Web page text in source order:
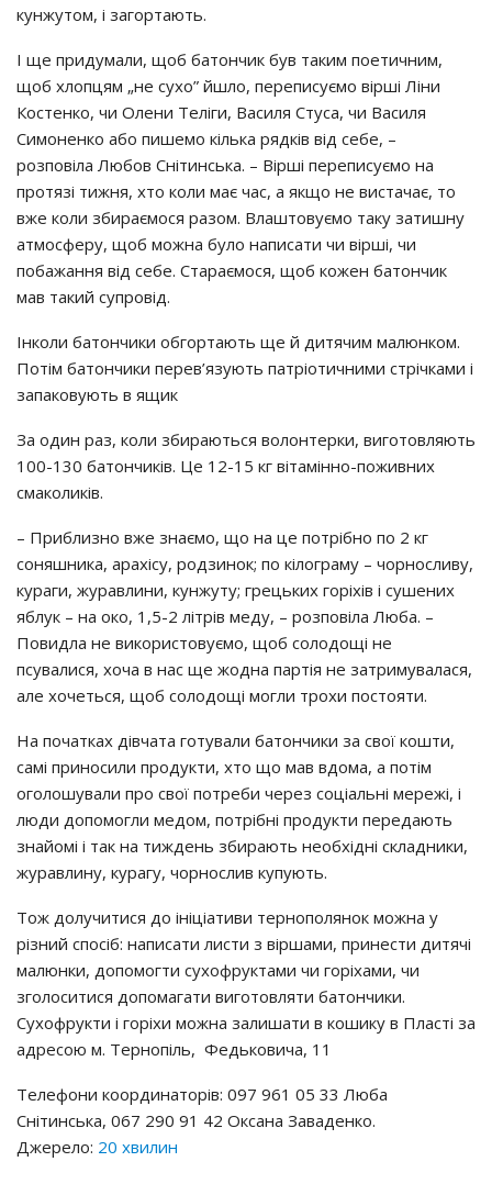
кунжутом, і загортають.
І ще придумали, щоб батончик був таким поетичним,
щоб хлопцям „не сухо” йшло, переписуємо вірші Ліни
Костенко, чи Олени Теліги, Василя Стуса, чи Василя
Симоненко або пишемо кілька рядків від себе, –
розповіла Любов Снітинська. – Вірші переписуємо на
протязі тижня, хто коли має час, а якщо не вистачає, то
вже коли збираємося разом. Влаштовуємо таку затишну
атмосферу, щоб можна було написати чи вірші, чи
побажання від себе. Стараємося, щоб кожен батончик
мав такий супровід.
Інколи батончики обгортають ще й дитячим малюнком.
Потім батончики перев’язують патріотичними стрічками і
запаковують в ящик
За один раз, коли збираються волонтерки, виготовляють
100-130 батончиків. Це 12-15 кг вітамінно-поживних
смаколиків.
– Приблизно вже знаємо, що на це потрібно по 2 кг
соняшника, арахісу, родзинок; по кілограму – чорносливу,
кураги, журавлини, кунжуту; грецьких горіхів і сушених
яблук – на око, 1,5-2 літрів меду, – розповіла Люба. –
Повидла не використовуємо, щоб солодощі не
псувалися, хоча в нас ще жодна партія не затримувалася,
але хочеться, щоб солодощі могли трохи постояти.
На початках дівчата готували батончики за свої кошти,
самі приносили продукти, хто що мав вдома, а потім
оголошували про свої потреби через соціальні мережі, і
люди допомогли медом, потрібні продукти передають
знайомі і так на тиждень збирають необхідні складники,
журавлину, курагу, чорнослив купують.
Тож долучитися до ініціативи тернополянок можна у
різний спосіб: написати листи з віршами, принести дитячі
малюнки, допомогти сухофруктами чи горіхами, чи
зголоситися допомагати виготовляти батончики.
Сухофрукти і горіхи можна залишати в кошику в Пласті за
адресою м. Тернопіль, Федьковича, 11
Телефони координаторів: 097 961 05 33 Люба
Снітинська, 067 290 91 42 Оксана Заваденко.
Джерело: 20 хвилин